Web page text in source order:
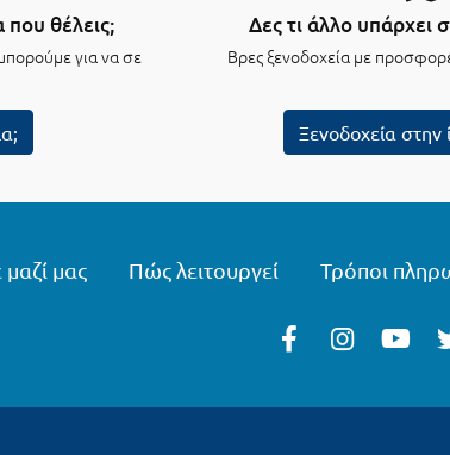
θέλεις;
για να σε
Δες τι άλλο υπάρχει
Βρες ξενοδοχεία με
Ξενοδοχεία στην
μας Πώς λειτουργεί Τρόποι